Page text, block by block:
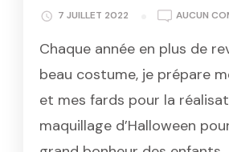
7 JUILLET 2022 AUCUN
Chaque année en plus de
beau costume, je prépare
et mes fards pour la
maquillage d’Halloween